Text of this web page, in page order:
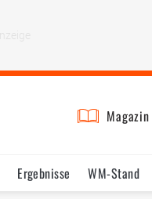
Magazin
Ergebnisse WM-Stand